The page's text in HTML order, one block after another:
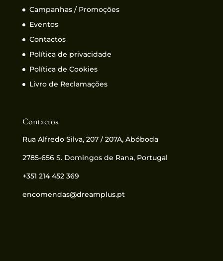
Campanhas / Promoções
Eventos
Contactos
Política de privacidade
Política de Cookies
Livro de Reclamações
Contactos
Rua Alfredo Silva, 207 / 207A, Abóboda
2785-656 S. Domingos de Rana, Portugal
+351 214 452 369
encomendas@dreamplus.pt